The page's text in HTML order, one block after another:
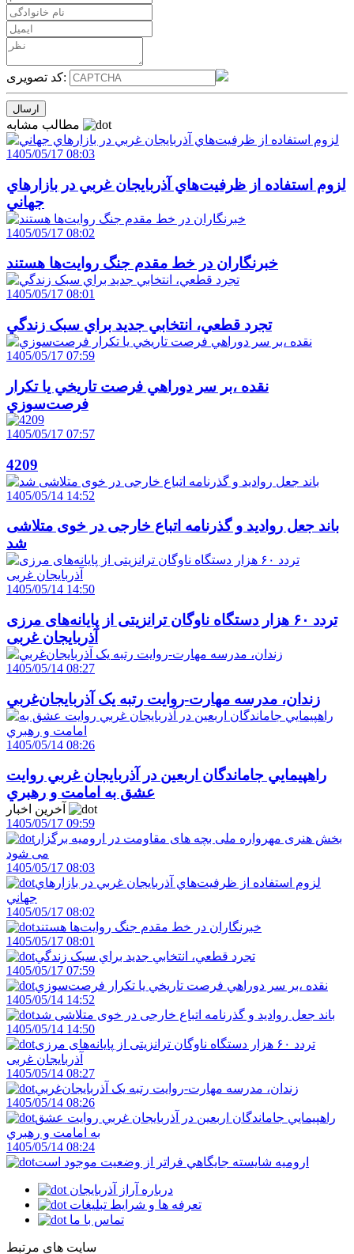
کد تصویری:
1405/05/17 08:03
لزوم استفاده از ظرفيت‌هاي آذربايجان غربي در بازارهاي
جهاني
1405/05/17 08:02
خبرنگاران در خط مقدم جنگ روايت‌ها هستند
1405/05/17 08:01
تجرد قطعي، انتخابي جديد براي سبک زندگي
1405/05/17 07:59
نقده ،بر سر دوراهي فرصت تاريخي يا تکرار
فرصت‌سوزي
1405/05/17 07:57
4209
1405/05/14 14:52
باند جعل روادید و گذرنامه اتباع خارجی در خوی متلاشی
شد
1405/05/14 14:50
تردد ۶۰ هزار دستگاه ناوگان ترانزیتی از پایانه‌های مرزی
آذربایجان ‌غربی
1405/05/14 08:27
زندان، مدرسه مهارت-روايت رتبه يک آذربايجان‌غربي
1405/05/14 08:26
راهپيمايي جاماندگان اربعين در آذربايجان غربي روايت
عشق به امامت و رهبري
1405/05/17 09:59
بخش هنری مهرواره ملی بچه های مقاومت در ارومیه برگزار
می شود
1405/05/17 08:03
لزوم استفاده از ظرفيت‌هاي آذربايجان غربي در بازارهاي
جهاني
1405/05/17 08:02
خبرنگاران در خط مقدم جنگ روايت‌ها هستند
1405/05/17 08:01
تجرد قطعي، انتخابي جديد براي سبک زندگي
1405/05/17 07:59
نقده ،بر سر دوراهي فرصت تاريخي يا تکرار فرصت‌سوزي
1405/05/14 14:52
باند جعل روادید و گذرنامه اتباع خارجی در خوی متلاشی شد
1405/05/14 14:50
تردد ۶۰ هزار دستگاه ناوگان ترانزیتی از پایانه‌های مرزی
آذربایجان ‌غربی
1405/05/14 08:27
زندان، مدرسه مهارت-روايت رتبه يک آذربايجان‌غربي
1405/05/14 08:26
راهپيمايي جاماندگان اربعين در آذربايجان غربي روايت عشق
به امامت و رهبري
1405/05/14 08:24
اروميه شايسته جايگاهي فراتر از وضعيت موجود است
درباره آراز آذربایجان
تعرفه ها و شرایط تبلیغات
تماس با ما
سایت های مرتبط